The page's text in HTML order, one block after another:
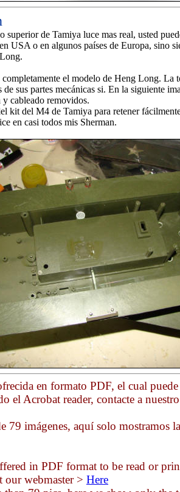
superior de Tamiya luce mas real, usted
USA o en algunos países de Europa, sino
completamente el modelo de Heng Long. La
sus partes mecánicas si. En la siguiente
cableado removidos.
kit del M4 de Tamiya para retener
en casi todos mis Sherman.
en formato PDF, el cual
el Acrobat reader, contacte a
79 imágenes, aquí solo mostramos
in PDF format to be read or
our webmaster > Here